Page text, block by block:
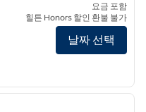
요금 포함
힐튼 Honors 할인 환불 불가
날짜 선택
다음